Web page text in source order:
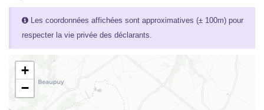
Les coordonnées affichées sont approximatives (± 100m) pour
respecter la vie privée des déclarants.
+
−